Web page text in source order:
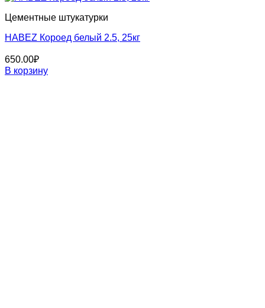
Цементные штукатурки
HABEZ Короед белый 2.5, 25кг
650.00₽
В корзину